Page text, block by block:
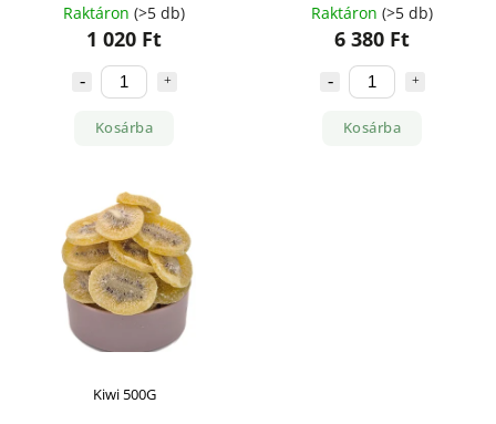
Raktáron (>5 db)
1 020 Ft
Kosárba
Raktáron (>5 db)
6 380 Ft
Kosárba
Kiwi 500G